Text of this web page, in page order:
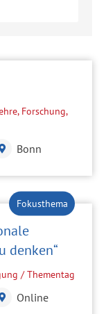
Forschung,
Bonn
denken“
/ Thementag
Online